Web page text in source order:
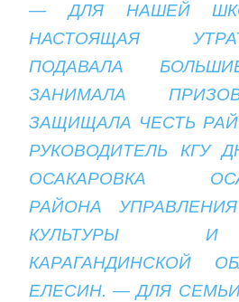
— ДЛЯ НАШЕЙ
НАСТОЯЩАЯ
ПОДАВАЛА
ЗАНИМАЛА
ЗАЩИЩАЛА ЧЕСТЬ
РУКОВОДИТЕЛЬ КГУ
ОСАКАРОВКА
РАЙОНА
КУЛЬТУРЫ
КАРАГАНДИНСКОЙ
ЕЛЕСИН. — ДЛЯ